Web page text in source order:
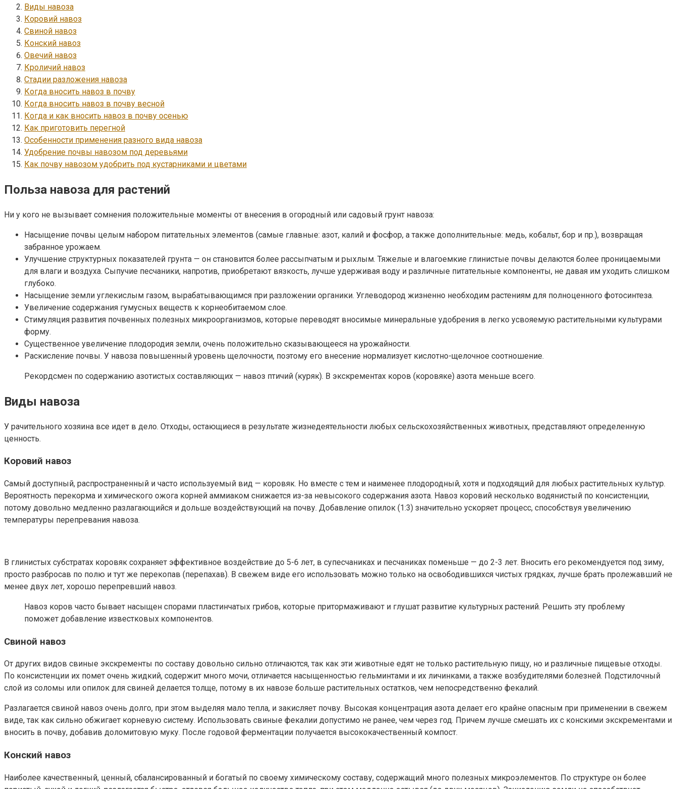
Виды навоза
Коровий навоз
Свиной навоз
Конский навоз
Овечий навоз
Кроличий навоз
Стадии разложения навоза
Когда вносить навоз в почву
Когда вносить навоз в почву весной
Когда и как вносить навоз в почву осенью
Как приготовить перегной
Особенности применения разного вида навоза
Удобрение почвы навозом под деревьями
Как почву навозом удобрить под кустарниками и цветами
Польза навоза для растений
Ни у кого не вызывает сомнения положительные моменты от внесения в огородный или садовый грунт навоза:
Насыщение почвы целым набором питательных элементов (самые главные: азот, калий и фосфор, а также дополнительные: медь, кобальт, бор и пр.), возвращая
забранное урожаем.
Улучшение структурных показателей грунта — он становится более рассыпчатым и рыхлым. Тяжелые и влагоемкие глинистые почвы делаются более проницаемыми
для влаги и воздуха. Сыпучие песчаники, напротив, приобретают вязкость, лучше удерживая воду и различные питательные компоненты, не давая им уходить слишком
глубоко.
Насыщение земли углекислым газом, вырабатывающимся при разложении органики. Углеводород жизненно необходим растениям для полноценного фотосинтеза.
Увеличение содержания гумусных веществ к корнеобитаемом слое.
Стимуляция развития почвенных полезных микроорганизмов, которые переводят вносимые минеральные удобрения в легко усвояемую растительными культурами
форму.
Существенное увеличение плодородия земли, очень положительно сказывающееся на урожайности.
Раскисление почвы. У навоза повышенный уровень щелочности, поэтому его внесение нормализует кислотно-щелочное соотношение.
Рекордсмен по содержанию азотистых составляющих — навоз птичий (куряк). В экскрементах коров (коровяке) азота меньше всего.
Виды навоза
У рачительного хозяина все идет в дело. Отходы, остающиеся в результате жизнедеятельности любых сельскохозяйственных животных, представляют определенную
ценность.
Коровий навоз
Самый доступный, распространенный и часто используемый вид — коровяк. Но вместе с тем и наименее плодородный, хотя и подходящий для любых растительных культур.
Вероятность перекорма и химического ожога корней аммиаком снижается из-за невысокого содержания азота. Навоз коровий несколько водянистый по консистенции,
потому довольно медленно разлагающийся и дольше воздействующий на почву. Добавление опилок (1:3) значительно ускоряет процесс, способствуя увеличению
температуры перепревания навоза.
В глинистых субстратах коровяк сохраняет эффективное воздействие до 5-6 лет, в супесчаниках и песчаниках поменьше — до 2-3 лет. Вносить его рекомендуется под зиму,
просто разбросав по полю и тут же перекопав (перепахав). В свежем виде его использовать можно только на освободившихся чистых грядках, лучше брать пролежавший не
менее двух лет, хорошо перепревший навоз.
Навоз коров часто бывает насыщен спорами пластинчатых грибов, которые притормаживают и глушат развитие культурных растений. Решить эту проблему
поможет добавление известковых компонентов.
Свиной навоз
От других видов свиные экскременты по составу довольно сильно отличаются, так как эти животные едят не только растительную пищу, но и различные пищевые отходы.
По консистенции их помет очень жидкий, содержит много мочи, отличается насыщенностью гельминтами и их личинками, а также возбудителями болезней. Подстилочный
слой из соломы или опилок для свиней делается толще, потому в их навозе больше растительных остатков, чем непосредственно фекалий.
Разлагается свиной навоз очень долго, при этом выделяя мало тепла, и закисляет почву. Высокая концентрация азота делает его крайне опасным при применении в свежем
виде, так как сильно обжигает корневую систему. Использовать свиные фекалии допустимо не ранее, чем через год. Причем лучше смешать их с конскими экскрементами и
вносить в почву, добавив доломитовую муку. После годовой ферментации получается высококачественный компост.
Конский навоз
Наиболее качественный, ценный, сбалансированный и богатый по своему химическому составу, содержащий много полезных микроэлементов. По структуре он более